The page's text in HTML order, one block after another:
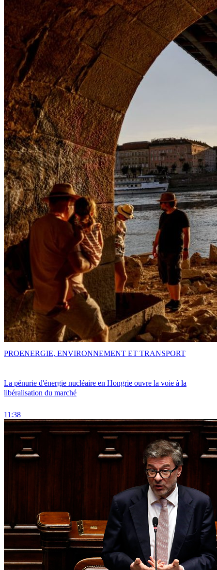
La pénurie d'énergie nucléaire en Hongrie ouvre la voie à la
libéralisation du marché
11:38
PROENERGIE, ENVIRONNEMENT ET TRANSPORT